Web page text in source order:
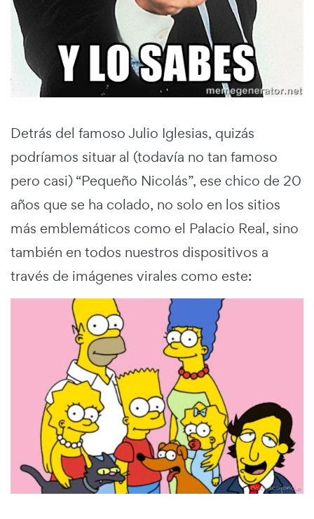
Detrás del famoso Julio Iglesias, quizás
podríamos situar al (todavía no tan famoso
pero casi) “Pequeño Nicolás”, ese chico de 20
años que se ha colado, no solo en los sitios
más emblemáticos como el Palacio Real, sino
también en todos nuestros dispositivos a
través de imágenes virales como este: